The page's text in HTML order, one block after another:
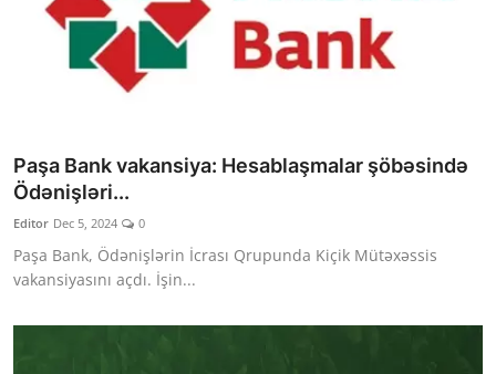
Paşa Bank vakansiya: Hesablaşmalar şöbəsində
Ödənişləri...
Editor Dec 5, 2024 0
Paşa Bank, Ödənişlərin İcrası Qrupunda Kiçik Mütəxəssis
vakansiyasını açdı. İşin...